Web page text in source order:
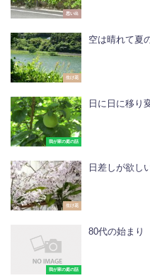
思い出
生け花
空は晴れて夏
我が家の庭の話
日に日に移り
生け花
日差しが欲し
我が家の庭の話
80代の始まり